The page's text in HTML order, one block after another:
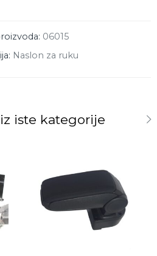
06015
Naslon za ruku
iste kategorije